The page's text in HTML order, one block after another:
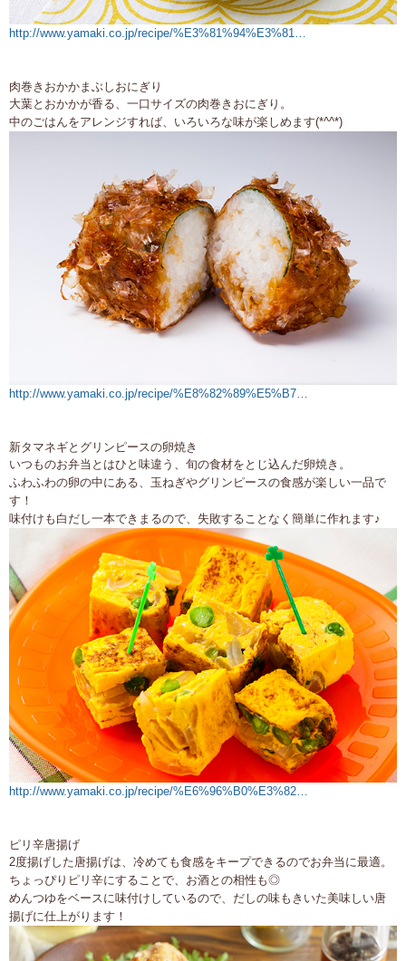
http://www.yamaki.co.jp/recipe/%E3%81%94%E3%81…
肉巻きおかかまぶしおにぎり
大葉とおかかが香る、一口サイズの肉巻きおにぎり。
中のごはんをアレンジすれば、いろいろな味が楽しめます(*^^*)
http://www.yamaki.co.jp/recipe/%E8%82%89%E5%B7…
新タマネギとグリンピースの卵焼き
いつものお弁当とはひと味違う、旬の食材をとじ込んだ卵焼き。
ふわふわの卵の中にある、玉ねぎやグリンピースの食感が楽しい一品で
す！
味付けも白だし一本できまるので、失敗することなく簡単に作れます♪
http://www.yamaki.co.jp/recipe/%E6%96%B0%E3%82…
ピリ辛唐揚げ
2度揚げした唐揚げは、冷めても食感をキープできるのでお弁当に最適。
ちょっぴりピリ辛にすることで、お酒との相性も◎
めんつゆをベースに味付けしているので、だしの味もきいた美味しい唐
揚げに仕上がります！